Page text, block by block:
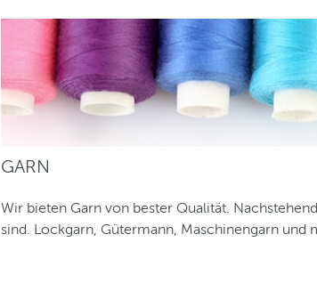
GARN
Wir bieten Garn von bester Qualität.
sind. Lockgarn, Gütermann, Maschinengarn und